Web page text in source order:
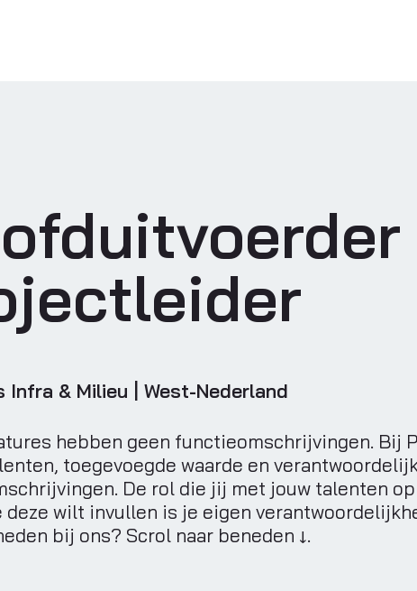
Infra & Milieu | West-Nederland
hebben geen functieomschrijvingen. Bij
toegevoegde waarde en
De rol die jij met jouw talenten
deze wilt invullen is je eigen
bij ons? Scrol naar beneden ↓.